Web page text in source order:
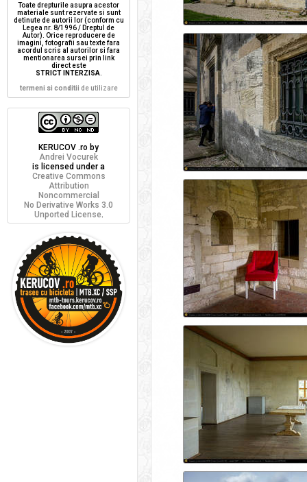
Toate drepturile asupra acestor
materiale sunt rezervate si sunt
detinute de autorii lor (conform cu
Legea nr. 8/1996 / Dreptul de
Autor). Orice reproducere de
imagini, fotografii sau texte fara
acordul scris al autorilor si fara
mentionarea sursei prin link
direct este
STRICT INTERZISA.
termeni si conditii de utilizare
KERUCOV .ro by
Andrei Vocurek
is licensed under a
Creative Commons
Attribution
Noncommercial
No Derivative Works 3.0
Unported License.